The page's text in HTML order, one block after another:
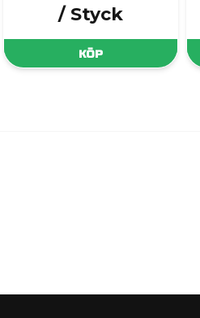
/ Styck
KÖP